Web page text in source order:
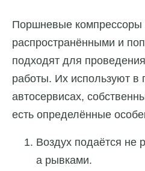
Поршневые компрессоры
распространёнными и
подходят для
работы. Их используют в
автосервисах,
есть определённые
Воздух подаётся не
а рывками.